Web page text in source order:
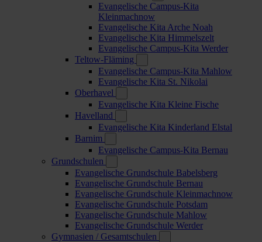
Evangelische Campus-Kita
Kleinmachnow
Evangelische Kita Arche Noah
Evangelische Kita Himmelszelt
Evangelische Campus-Kita Werder
Teltow-Fläming
Evangelische Campus-Kita Mahlow
Evangelische Kita St. Nikolai
Oberhavel
Evangelische Kita Kleine Fische
Havelland
Evangelische Kita Kinderland Elstal
Barnim
Evangelische Campus-Kita Bernau
Grundschulen
Evangelische Grundschule Babelsberg
Evangelische Grundschule Bernau
Evangelische Grundschule Kleinmachnow
Evangelische Grundschule Potsdam
Evangelische Grundschule Mahlow
Evangelische Grundschule Werder
Gymnasien / Gesamtschulen